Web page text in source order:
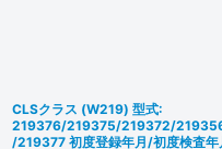
CLSクラス (W219) 型式:
219376/219375/219372/
/219377 初度登録年月/初度検査年